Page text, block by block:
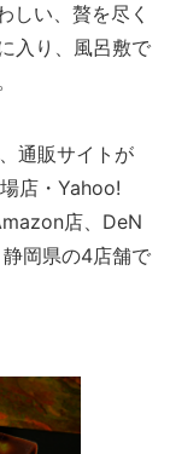
しい、贅を尽く
入り、風呂敷で
通販サイトが
店・Yahoo!
店、DeN
岡県の4店舗で